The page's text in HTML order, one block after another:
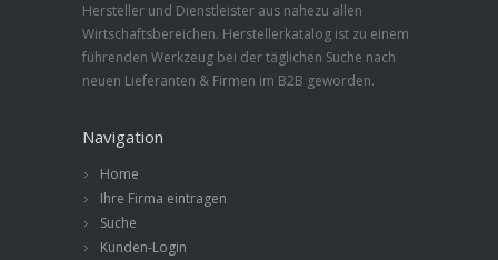
Hersteller und Dienstleister aus nahezu allen
Wirtschaftsbereichen. Herstellerkatalog ist zu einem
führenden Werkzeug bei der täglichen Suche nach
neuen Lieferanten & Firmen im B2B geworden.
Navigation
Home
Ihre Firma eintragen
Suche
Kunden-Login